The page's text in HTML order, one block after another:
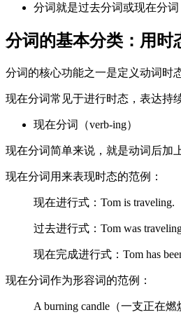
分词就是过去分词或现在分词
分词的基本分类：用时
分词的核心功能之一是定义动词时
现在分词常见于进行时态，表达持
现在分词（verb-ing）
现在分词简单来说，就是动词后加
现在分词用来表现时态的范例：
现在进行式：Tom is traveling.
过去进行式：Tom was
现在完成进行式：Tom has
现在分词作为形容词的范例：
A burning candle（一支正在燃